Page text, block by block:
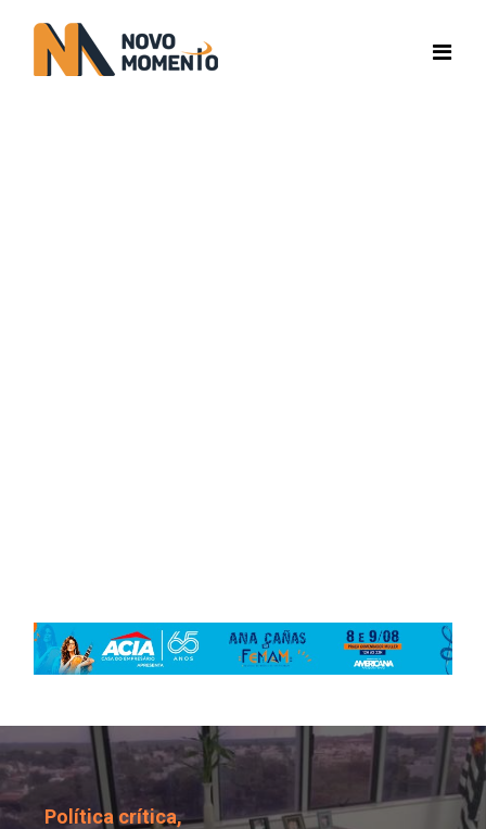
Adegas vai a Andia
Política crítica,